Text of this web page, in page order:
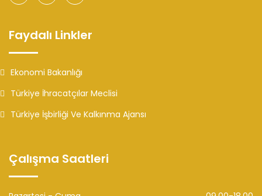
Faydalı Linkler
Ekonomi Bakanlığı
Türkiye İhracatçılar Meclisi
Türkiye İşbirliği Ve Kalkınma Ajansı
Çalışma Saatleri